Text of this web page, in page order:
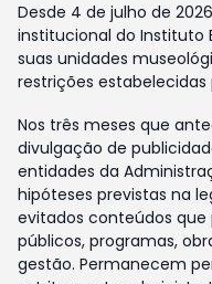
Desde 4 de julho de
institucional do Instituto
suas unidades
restrições estabelecidas
Nos três meses que
divulgação de
entidades da
hipóteses previstas na
evitados conteúdos
públicos, programas,
gestão. Permanecem